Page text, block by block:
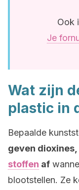
Ook
Je
Wat zijn
plastic in
Bepaalde
geven
stoffen af
blootstellen. Ze